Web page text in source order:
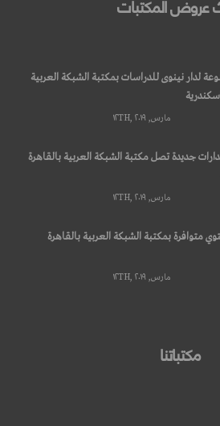
لدار نينوى للدراسات بمكتبة الشبكة العربية
مارس, ۱۲TH, ۲۰۱۹
جديدة تصل مكتبة الشبكة العربية بالقاهرة
مارس, ۱۲TH, ۲۰۱۹
متوافرة بمكتبة الشبكة العربية بالقاهرة
مارس, ۱۲TH, ۲۰۱۹
مكتباتنا